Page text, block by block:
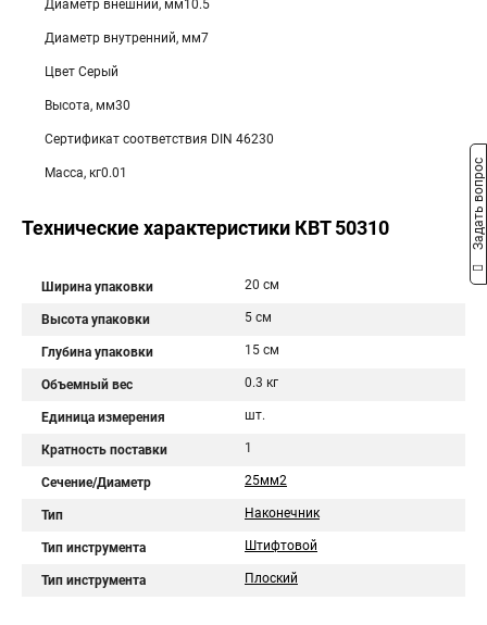
Диаметр внешний, мм10.5
Диаметр внутренний, мм7
Цвет Серый
Высота, мм30
Сертификат соответствия DIN 46230
Масса, кг0.01
Технические характеристики КВТ 50310
Ширина упаковки 20 см
Высота упаковки 5 см
Глубина упаковки 15 см
Объемный вес 0.3 кг
Единица измерения шт.
Кратность поставки 1
Сечение/Диаметр 25мм2
Тип Наконечник
Тип инструмента Штифтовой
Тип инструмента Плоский
Задать вопрос